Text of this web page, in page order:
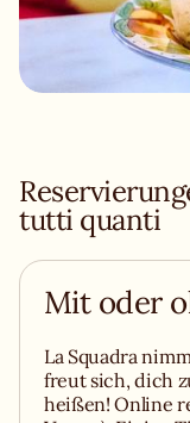
tutti quanti
Mit oder
La Squadra
freut sich, dich
heißen! Online